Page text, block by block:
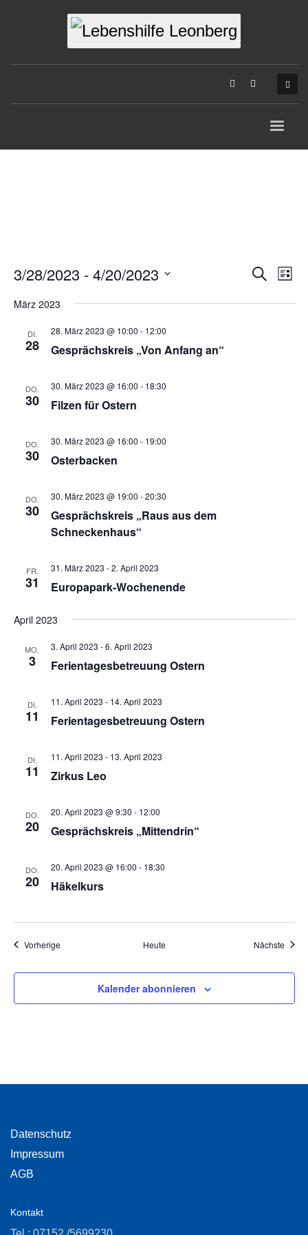
Suche
Suche
Liste
3/28/2023 - 4/20/2023
wählen.
März 2023
DI.
28
28. März 2023 @ 10:00 - 12:00
Gesprächskreis „Von Anfang an“
DO.
30
30. März 2023 @ 16:00 - 18:30
Filzen für Ostern
DO.
30
30. März 2023 @ 16:00 - 19:00
Osterbacken
DO.
30
30. März 2023 @ 19:00 -20:30
Gesprächskreis „Raus aus dem
Schneckenhaus“
FR.
31
31. März 2023 -2. April 2023
Europapark-Wochenende
April 2023
MO.
3
3. April 2023 -6. April 2023
Ferientagesbetreuung Ostern
DI.
11
11. April 2023 - 14. April 2023
Ferientagesbetreuung Ostern
DI.
11
11. April 2023 - 13. April 2023
Zirkus Leo
DO.
20
20. April 2023 @ 9:30 - 12:00
Gesprächskreis „Mittendrin“
DO.
20
20. April 2023 @ 16:00 - 18:30
Häkelkurs
VorherigeVeranstaltungen Heute Nächste
Kalender abonnieren
Datenschutz
Impressum
AGB
Kontakt